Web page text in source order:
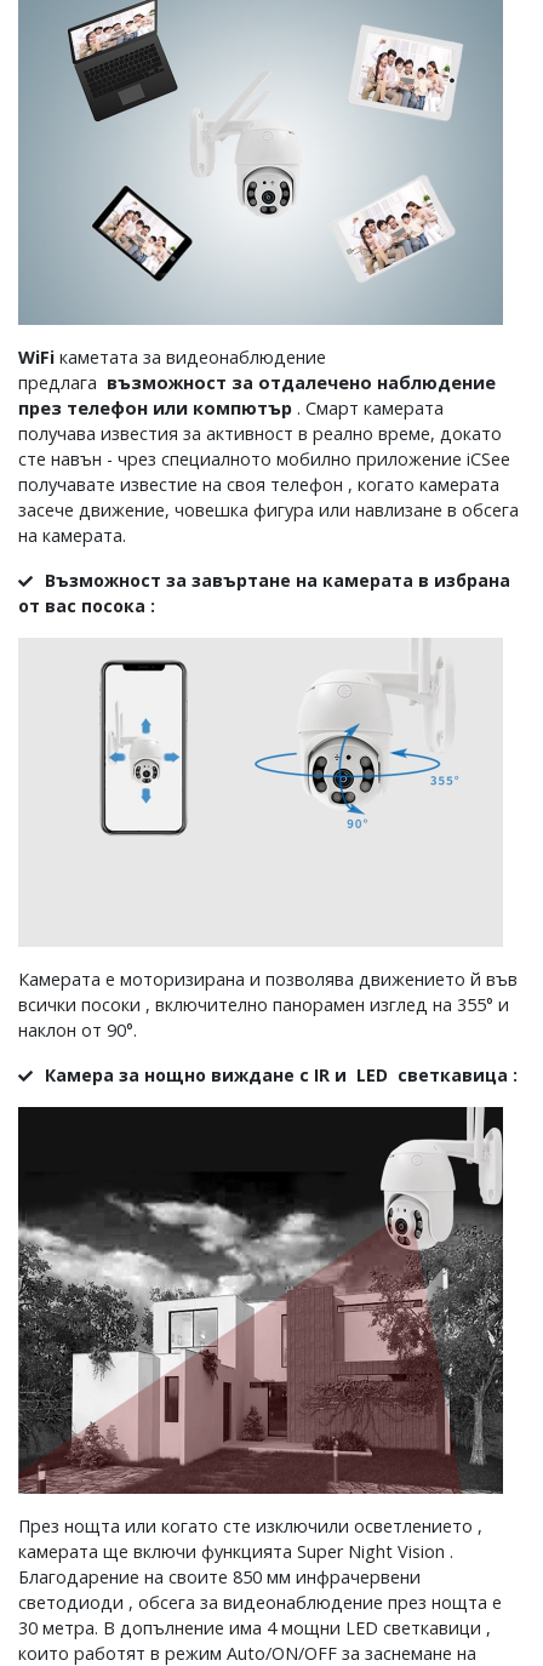
WiFi каметата за видеонаблюдение
предлага възможност за отдалечено наблюдение
през телефон или компютър . Смарт камерата
получава известия за активност в реално време, докато
сте навън - чрез специалното мобилно приложение iCSee
получавате известие на своя телефон , когато камерата
засече движение, човешка фигура или навлизане в обсега
на камерата.
Възможност за завъртане на камерата в избрана
от вас посока :
Камерата е моторизирана и позволява движението й във
всички посоки , включително панорамен изглед на 355° и
наклон от 90°.
Камера за нощно виждане с IR и LED светкавица :
През нощта или когато сте изключили осветлението ,
камерата ще включи функцията Super Night Vision .
Благодарение на своите 850 мм инфрачервени
светодиоди , обсега за видеонаблюдение през нощта е
30 метра. В допълнение има 4 мощни LED светкавици ,
които работят в режим Auto/ON/OFF за заснемане на